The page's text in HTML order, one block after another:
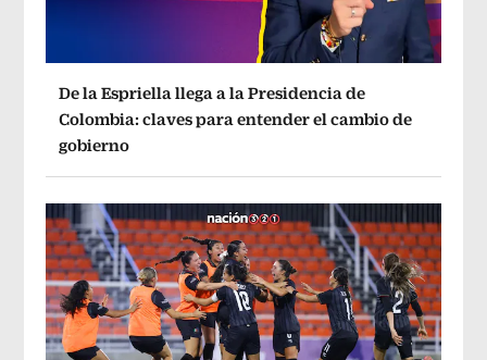
De la Espriella llega a la Presidencia de
Colombia: claves para entender el cambio de
gobierno